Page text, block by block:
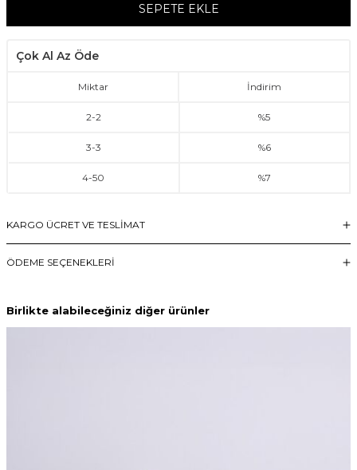
SEPETE EKLE
Çok Al Az Öde
Miktar İndirim
2-2 %5
3-3 %6
4-50 %7
KARGO ÜCRET VE TESLİMAT
ÖDEME SEÇENEKLERI
Birlikte alabileceğiniz diğer ürünler